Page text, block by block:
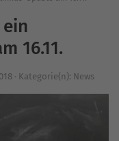
16.11.
· Kategorie(n): News